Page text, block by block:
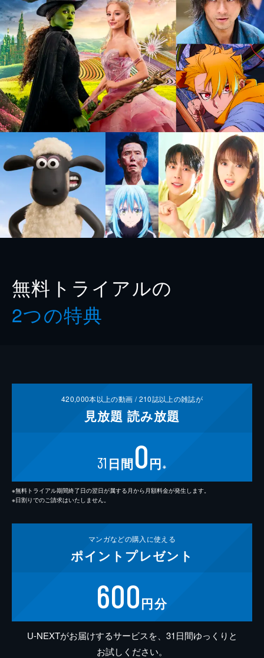
無料トライアルの
2つの特典
420,000本以上の動画 /210誌以上の雑誌が
見放題 読み放題
31 日間0円 ※
※無料トライアル期間終了日の翌日が属する月から月額料金が発生します。
※日割りでのご請求はいたしません。
マンガなどの購入に使える
ポイント プレゼント
600円分
U-NEXTがお届けするサービスを、31日間ゆっくりと
お試しください。